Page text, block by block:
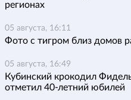
регионах
05 августа, 16:11
Фото с тигром близ домов
05 августа, 16:49
Кубинский крокодил
отметил 40-летний юбилей